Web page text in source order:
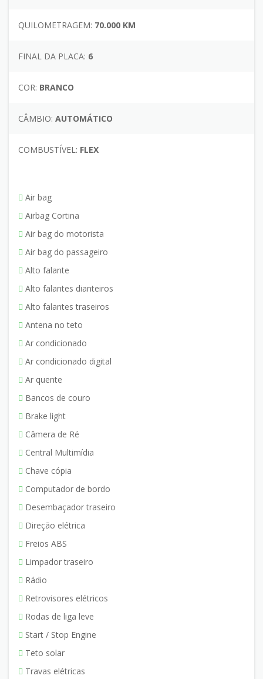
QUILOMETRAGEM: 70.000 KM
FINAL DA PLACA: 6
COR: BRANCO
CÂMBIO: AUTOMÁTICO
COMBUSTÍVEL: FLEX
Air bag
Airbag Cortina
Air bag do motorista
Air bag do passageiro
Alto falante
Alto falantes dianteiros
Alto falantes traseiros
Antena no teto
Ar condicionado
Ar condicionado digital
Ar quente
Bancos de couro
Brake light
Câmera de Ré
Central Multimídia
Chave cópia
Computador de bordo
Desembaçador traseiro
Direção elétrica
Freios ABS
Limpador traseiro
Rádio
Retrovisores elétricos
Rodas de liga leve
Start / Stop Engine
Teto solar
Travas elétricas